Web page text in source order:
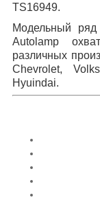
TS16949.
Модельный ряд
Autolamp
различных
Chevrolet,
Hyuindai.